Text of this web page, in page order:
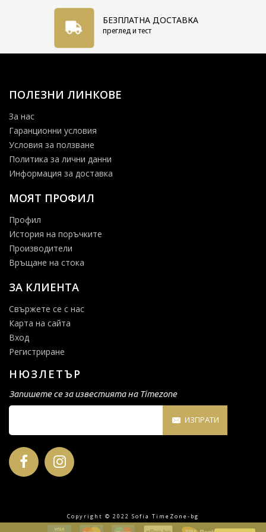
БЕЗПЛАТНА ДОСТАВКА
преглед и тест
ПОЛЕЗНИ ЛИНКОВЕ
За нас
Гаранционни условия
Условия за ползване
Политика за лични данни
Информация за доставка
МОЯТ ПРОФИЛ
Профил
История на поръчките
Производители
Връщане на стока
ЗА КЛИЕНТА
Свържете се с нас
Карта на сайта
Вход
Регистриране
НЮЗЛЕТЪР
Запишете се за известията на Timezone
ИЗПРАТИ
Copyright © 2022 Sofia TimeZone-bg